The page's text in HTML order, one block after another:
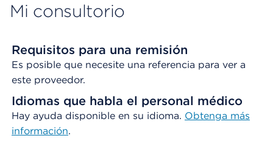
Mi consultorio
Requisitos para una remisión
Es posible que necesite una referencia para ver a
este proveedor.
Idiomas que habla el personal médico
Hay ayuda disponible en su idioma. Obtenga más
información.